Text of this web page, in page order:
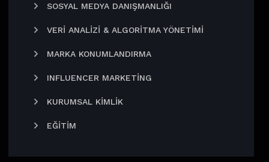
SOSYAL MEDYA DANIŞMANLIĞI
VERI ANALIZI & ALGORITMA YÖNETIMI
MARKA KONUMLANDIRMA
INFLUENCER MARKETING
KURUMSAL KIMLIK
EĞITIM